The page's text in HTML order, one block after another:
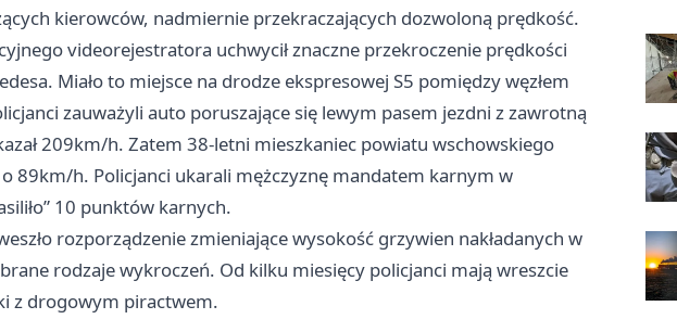
kierowców, nadmiernie przekraczających dozwoloną prędkość.
videorejestratora uchwycił znaczne przekroczenie prędkości
Miało to miejsce na drodze ekspresowej S5 pomiędzy węzłem
zauważyli auto poruszające się lewym pasem jezdni z zawrotną
209km/h. Zatem 38-letni mieszkaniec powiatu wschowskiego
89km/h. Policjanci ukarali mężczyznę mandatem karnym w
10 punktów karnych.
rozporządzenie zmieniające wysokość grzywien nakładanych w
rodzaje wykroczeń. Od kilku miesięcy policjanci mają wreszcie
z drogowym piractwem.